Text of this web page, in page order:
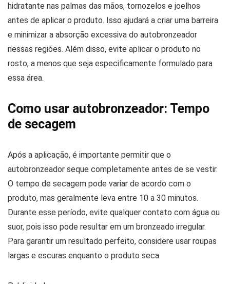
hidratante nas palmas das mãos, tornozelos e joelhos
antes de aplicar o produto. Isso ajudará a criar uma barreira
e minimizar a absorção excessiva do autobronzeador
nessas regiões. Além disso, evite aplicar o produto no
rosto, a menos que seja especificamente formulado para
essa área.
Como usar autobronzeador: Tempo
de secagem
Após a aplicação, é importante permitir que o
autobronzeador seque completamente antes de se vestir.
O tempo de secagem pode variar de acordo com o
produto, mas geralmente leva entre 10 a 30 minutos.
Durante esse período, evite qualquer contato com água ou
suor, pois isso pode resultar em um bronzeado irregular.
Para garantir um resultado perfeito, considere usar roupas
largas e escuras enquanto o produto seca.